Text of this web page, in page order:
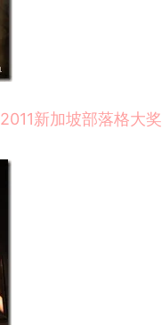
2011新加坡部落格大奖